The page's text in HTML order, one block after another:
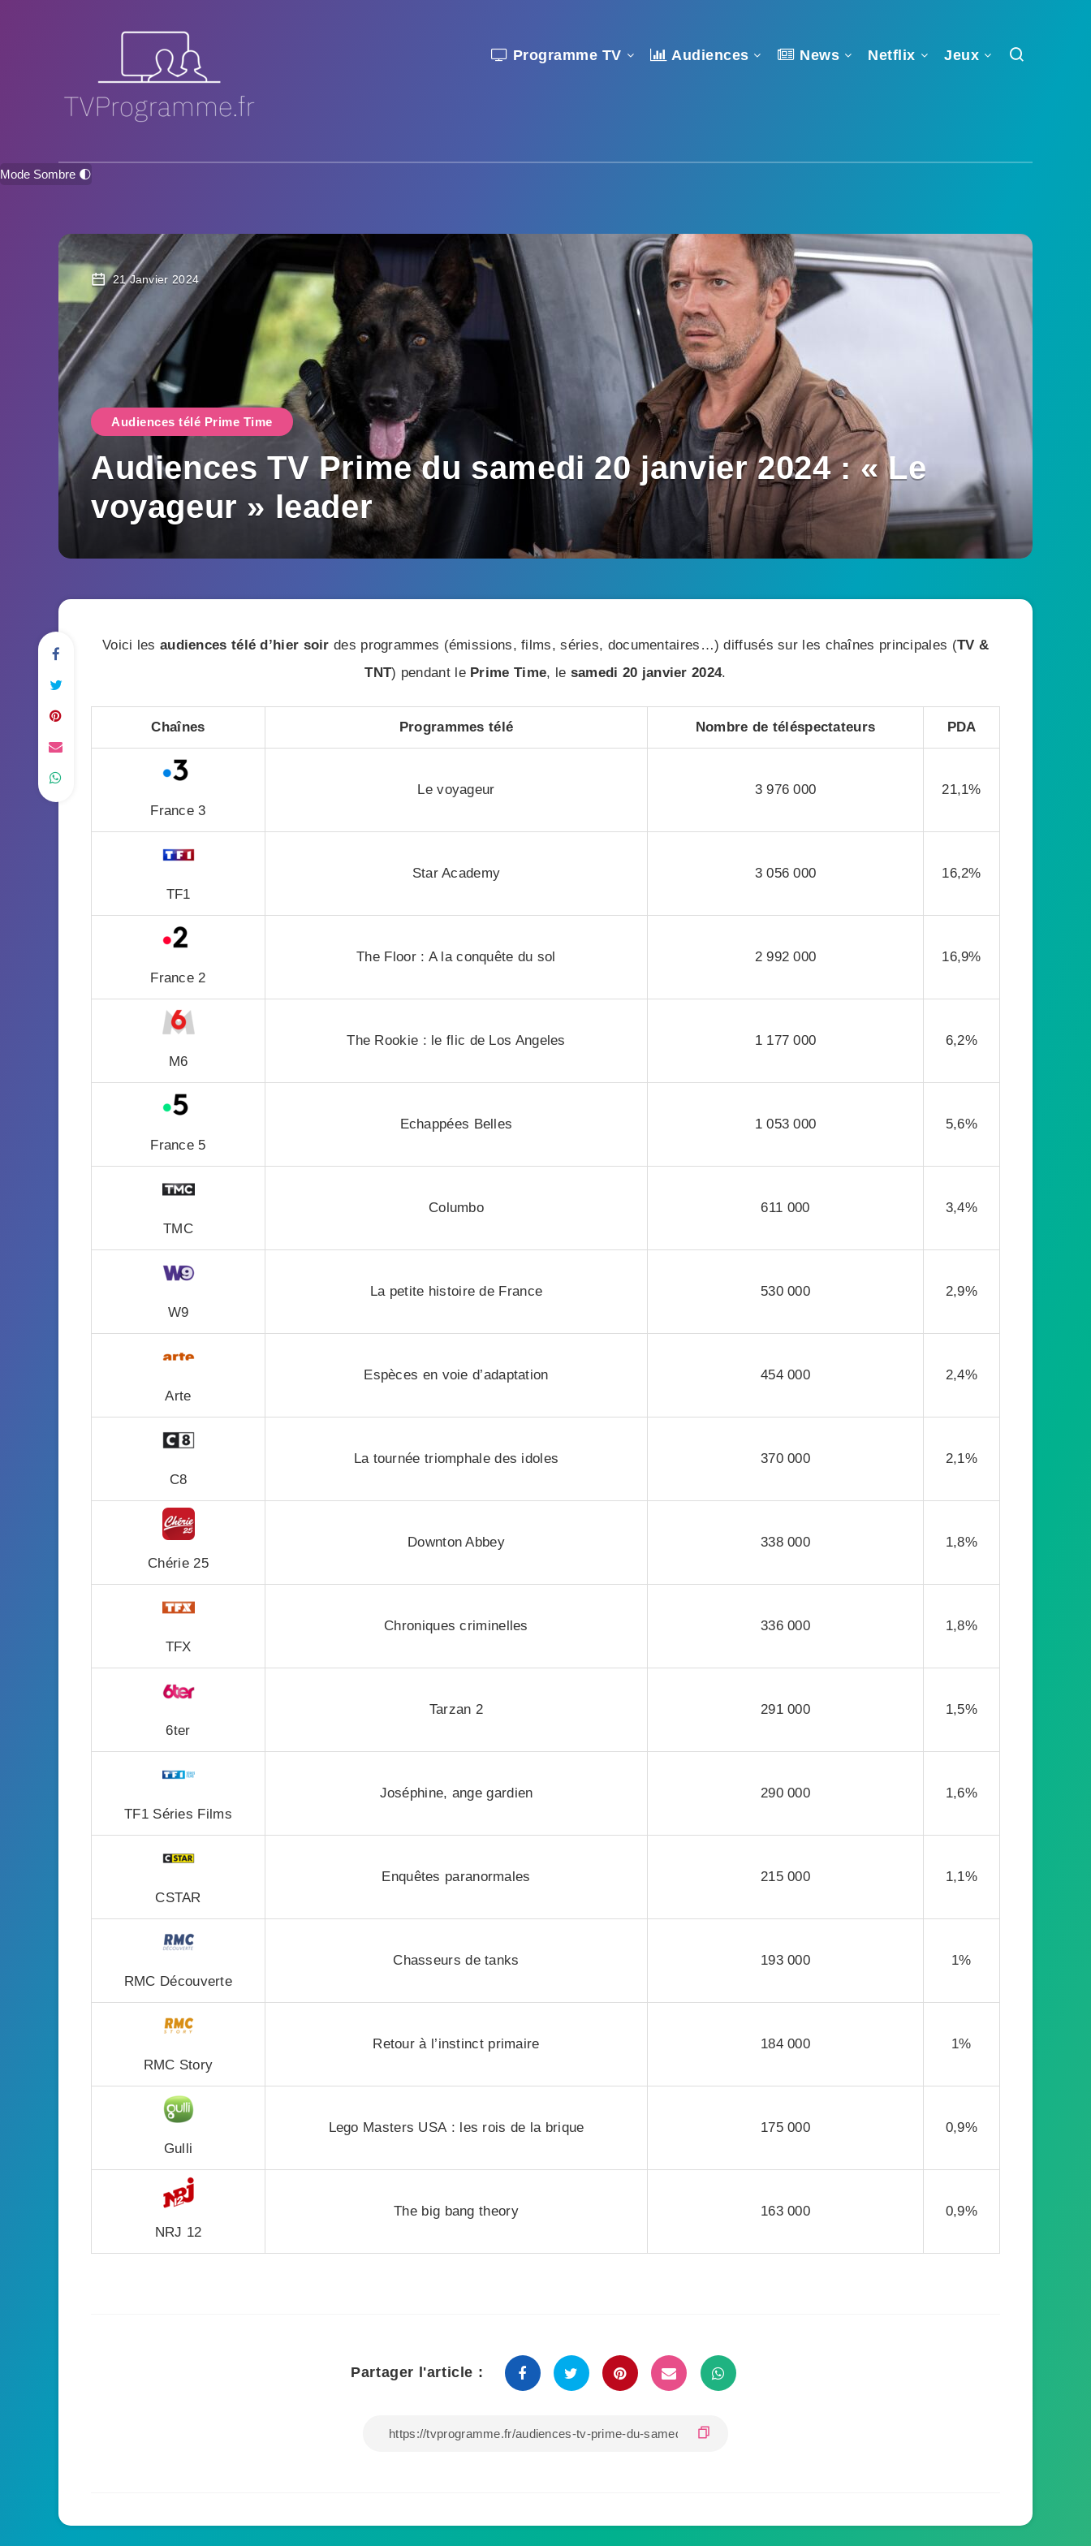
Programme TV Audiences News Netflix Jeux
Mode Sombre 🌓
21 Janvier 2024
Audiences télé Prime Time
Audiences TV Prime du samedi 20 janvier 2024 : « Le
voyageur » leader
Voici les audiences télé d’hier soir des programmes (émissions, films, séries, documentaires…) diffusés sur les chaînes principales (TV &
TNT) pendant le Prime Time, le samedi 20 janvier 2024.
Chaînes Programmes télé Nombre de téléspectateurs PDA
France 3
Le voyageur 3 976 000 21,1%
TF1
Star Academy 3 056 000 16,2%
France 2
The Floor : A la conquête du sol 2 992 000 16,9%
M6
The Rookie : le flic de Los Angeles 1 177 000 6,2%
France 5
Echappées Belles 1 053 000 5,6%
TMC
Columbo 611 000 3,4%
W9
La petite histoire de France 530 000 2,9%
Arte
Espèces en voie d’adaptation 454 000 2,4%
C8
La tournée triomphale des idoles 370 000 2,1%
Chérie 25
Downton Abbey 338 000 1,8%
TFX
Chroniques criminelles 336 000 1,8%
6ter
Tarzan 2 291 000 1,5%
TF1 Séries Films
Joséphine, ange gardien 290 000 1,6%
CSTAR
Enquêtes paranormales 215 000 1,1%
RMC Découverte
Chasseurs de tanks 193 000 1%
RMC Story
Retour à l’instinct primaire 184 000 1%
Gulli
Lego Masters USA : les rois de la brique 175 000 0,9%
NRJ 12
The big bang theory 163 000 0,9%
Partager l'article :
vie privée